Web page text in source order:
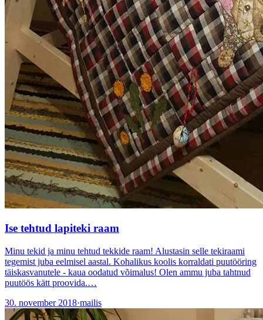
Ise tehtud lapiteki raam
Minu tekid ja minu tehtud tekkide raam! Alustasin selle tekiraami
tegemist juba eelmisel aastal. Kohalikus koolis korraldati puutööring
täiskasvanutele - kaua oodatud võimalus! Olen ammu juba tahtnud
puutöös kätt proovida.…
30. november 2018·mailis